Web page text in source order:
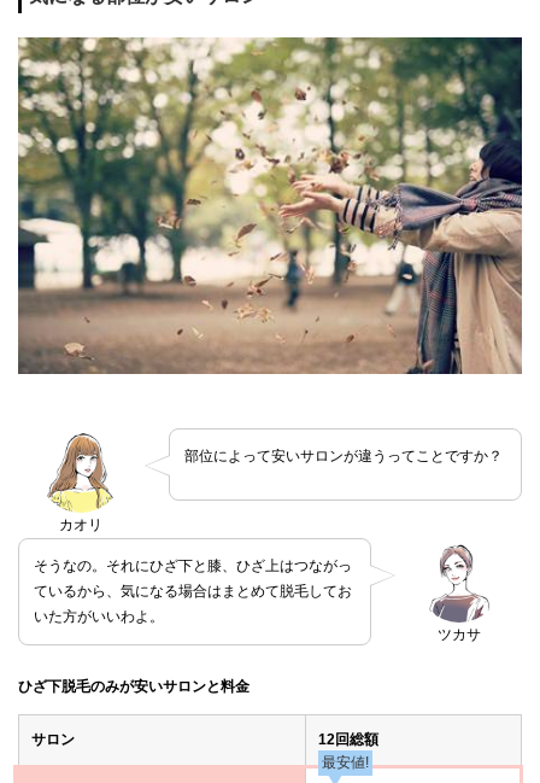
カオリ
部位によって安いサロンが違うってことですか？
ツカサ
そうなの。それにひざ下と膝、ひざ上はつながっ
ているから、気になる場合はまとめて脱毛してお
いた方がいいわよ。
ひざ下脱毛のみが安いサロンと料金
サロン 12回総額
最安値!